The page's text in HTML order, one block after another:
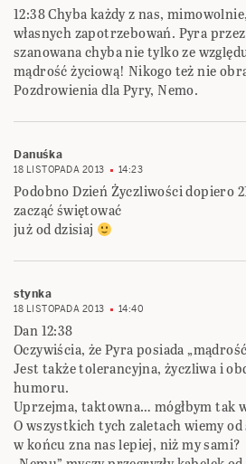
12:38 Chyba każdy z nas,
własnych zapotrzebowań. Pyra
szanowana chyba nie tylko ze
mądrość życiową! Nikogo też nie
Pozdrowienia dla Pyry, Nemo.
Danuśka
18 LISTOPADA 2013 14:23
Podobno Dzień Życzliwości dopiero
zacząć świętować
już od dzisiaj
stynka
18 LISTOPADA 2013 14:40
Dan 12:38
Oczywiścia, że Pyra posiada
Jest także tolerancyjna, życzliwa i
humoru.
Uprzejma, taktowna… mógłbym tak
O wszystkich tych zaletach wiemy
w końcu zna nas lepiej, niż my sami?